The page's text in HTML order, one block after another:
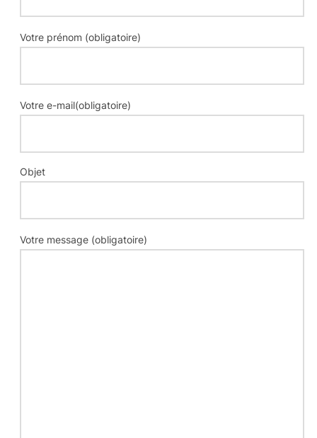
Votre prénom (obligatoire)
Votre e-mail(obligatoire)
Objet
Votre message (obligatoire)